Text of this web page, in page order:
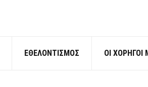
ΕΘΕΛΟΝΤΙΣΜΟΣ ΟΙ ΧΟΡΗΓΟΙ